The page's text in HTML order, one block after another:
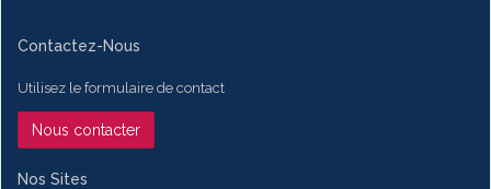
Contactez-Nous
Utilisez le formulaire de contact
Nous contacter
Nos Sites